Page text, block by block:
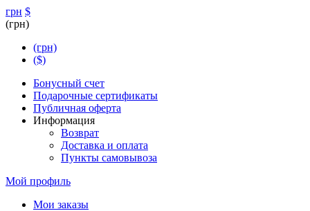
грн $
(грн)
(грн)
($)
Бонусный счет
Подарочные сертификаты
Публичная оферта
Информация
Возврат
Доставка и оплата
Пункты самовывоза
Мой профиль
Мои заказы